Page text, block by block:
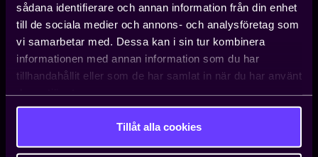
sådana identifierare och annan information från din enhet
till de sociala medier och annons- och analysföretag som
vi samarbetar med. Dessa kan i sin tur kombinera
informationen med annan information som du har
tillhandahållit eller som de har samlat in när du har använt
Tillåt alla cookies
Storgatan 5
Box 5510
114 85 Stockholm
08 - 782 08 00 • info@teknikforetagen.se
Arbetsgivarjouren